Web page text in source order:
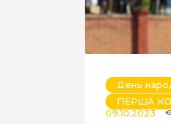
День
ПЕРША
09.10.2023